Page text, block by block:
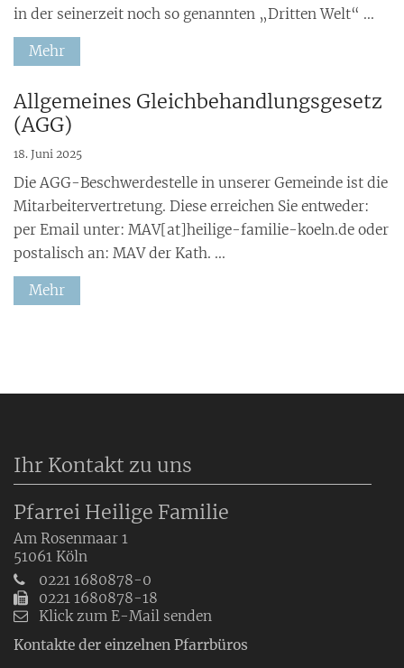
in der seinerzeit noch so genannten „Dritten Welt“ ...
Mehr
Allgemeines Gleichbehandlungsgesetz
(AGG)
18. Juni 2025
Die AGG-Beschwerdestelle in unserer Gemeinde ist die
Mitarbeitervertretung. Diese erreichen Sie entweder:
per Email unter: MAV[at]heilige-familie-koeln.de oder
postalisch an: MAV der Kath. ...
Mehr
Ihr Kontakt zu uns
Pfarrei Heilige Familie
Am Rosenmaar 1
51061 Köln
0221 1680878-0
0221 1680878-18
Klick zum E-Mail senden
Kontakte der einzelnen Pfarrbüros